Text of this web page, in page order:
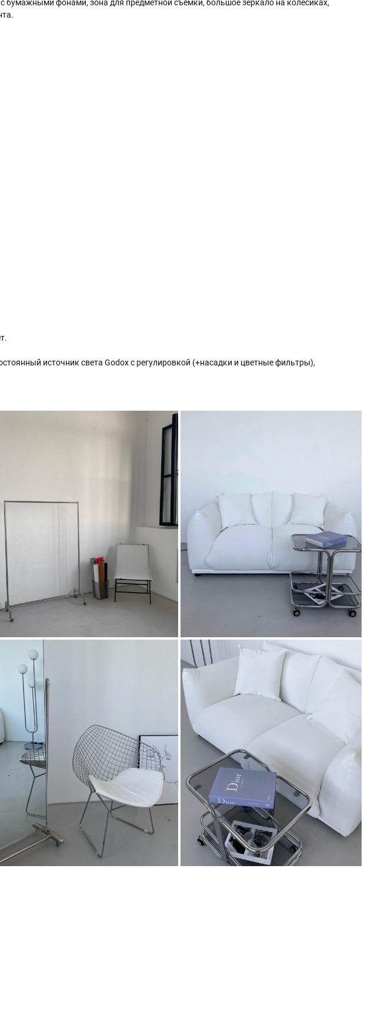
бумажными фонами, зона для предметной съёмки, большое зеркало на колесиках,
источник света Godox с регулировкой (+насадки и цветные фильтры),